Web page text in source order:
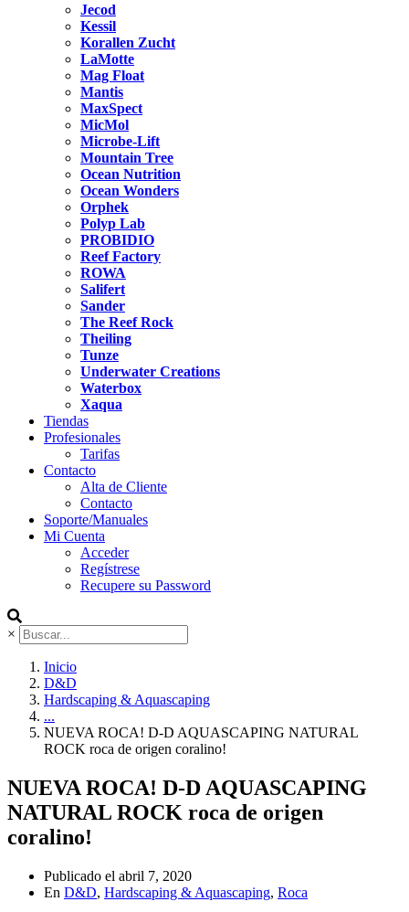
Jecod
Kessil
Korallen Zucht
LaMotte
Mag Float
Mantis
MaxSpect
MicMol
Microbe-Lift
Mountain Tree
Ocean Nutrition
Ocean Wonders
Orphek
Polyp Lab
PROBIDIO
Reef Factory
ROWA
Salifert
Sander
The Reef Rock
Theiling
Tunze
Underwater Creations
Waterbox
Xaqua
Tiendas
Profesionales
Tarifas
Contacto
Alta de Cliente
Contacto
Soporte/Manuales
Mi Cuenta
Acceder
Regístrese
Recupere su Password
×
Inicio
D&D
Hardscaping & Aquascaping
...
NUEVA ROCA! D-D AQUASCAPING NATURAL
ROCK roca de origen coralino!
NUEVA ROCA! D-D AQUASCAPING
NATURAL ROCK roca de origen
coralino!
Publicado el abril 7, 2020
En D&D, Hardscaping & Aquascaping, Roca